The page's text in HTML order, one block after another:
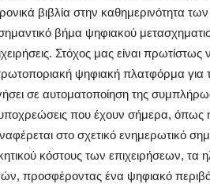
βιβλία στην καθημερινότητα
βήμα ψηφιακού
Στόχος μας είναι πρωτίστως
ψηφιακή πλατφόρμα
σε αυτοματοποίηση της
που έχουν σήμερα, όπως
στο σχετικό ενημερωτικό
κόστους των επιχειρήσεων, τα
προσφέροντας ένα ψηφιακό